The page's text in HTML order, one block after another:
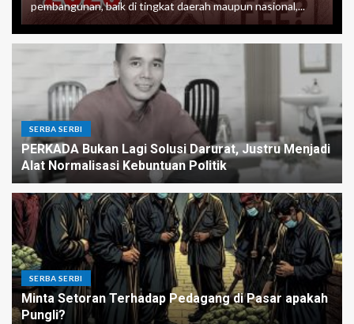
pembangunan, baik di tingkat daerah maupun nasional,...
SERBA SERBI
PERKADA Bukan Lagi Solusi Darurat, Justru Menjadi
Alat Normalisasi Kebuntuan Politik
SERBA SERBI
Minta Setoran Terhadap Pedagang di Pasar apakah
Pungli?